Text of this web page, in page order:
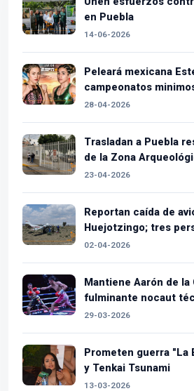
en Puebla
14-06-2026
Peleará mexicana
campeonatos
28-04-2026
Trasladan a Puebla
de la Zona
23-04-2026
Reportan caída de
Huejotzingo; tres
02-04-2026
Mantiene Aarón de
fulminante nocaut
29-03-2026
Prometen guerra "La
y Tenkai Tsunami
13-03-2026